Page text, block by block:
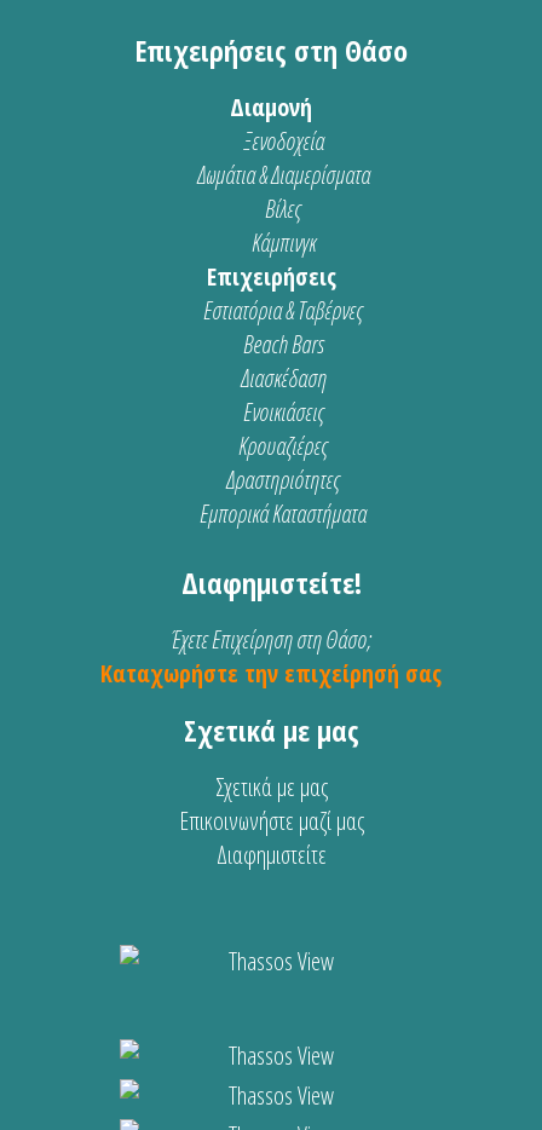
Επιχειρήσεις στη Θάσο
Διαμονή
Ξενοδοχεία
Δωμάτια & Διαμερίσματα
Βίλες
Κάμπινγκ
Επιχειρήσεις
Εστιατόρια & Ταβέρνες
Beach Bars
Διασκέδαση
Ενοικιάσεις
Κρουαζιέρες
Δραστηριότητες
Εμπορικά Καταστήματα
Διαφημιστείτε!
Έχετε Επιχείρηση στη Θάσο;
Καταχωρήστε την επιχείρησή σας
Σχετικά με μας
Σχετικά με μας
Επικοινωνήστε μαζί μας
Διαφημιστείτε